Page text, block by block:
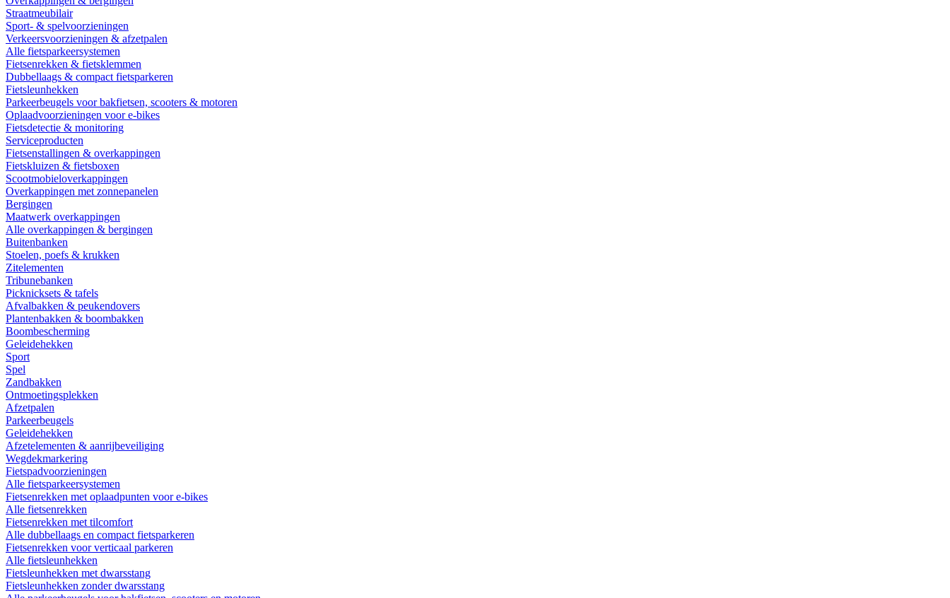
Straatmeubilair
Sport- & spelvoorzieningen
Verkeersvoorzieningen & afzetpalen
Alle fietsparkeersystemen
Fietsenrekken & fietsklemmen
Dubbellaags & compact fietsparkeren
Fietsleunhekken
Parkeerbeugels voor bakfietsen, scooters & motoren
Oplaadvoorzieningen voor e-bikes
Fietsdetectie & monitoring
Serviceproducten
Fietsenstallingen & overkappingen
Fietskluizen & fietsboxen
Scootmobieloverkappingen
Overkappingen met zonnepanelen
Bergingen
Maatwerk overkappingen
Alle overkappingen & bergingen
Buitenbanken
Stoelen, poefs & krukken
Zitelementen
Tribunebanken
Picknicksets & tafels
Afvalbakken & peukendovers
Plantenbakken & boombakken
Boombescherming
Geleidehekken
Sport
Spel
Zandbakken
Ontmoetingsplekken
Afzetpalen
Parkeerbeugels
Geleidehekken
Afzetelementen & aanrijbeveiliging
Wegdekmarkering
Fietspadvoorzieningen
Alle fietsparkeersystemen
Fietsenrekken met oplaadpunten voor e-bikes
Alle fietsenrekken
Fietsenrekken met tilcomfort
Alle dubbellaags en compact fietsparkeren
Fietsenrekken voor verticaal parkeren
Alle fietsleunhekken
Fietsleunhekken met dwarsstang
Fietsleunhekken zonder dwarsstang